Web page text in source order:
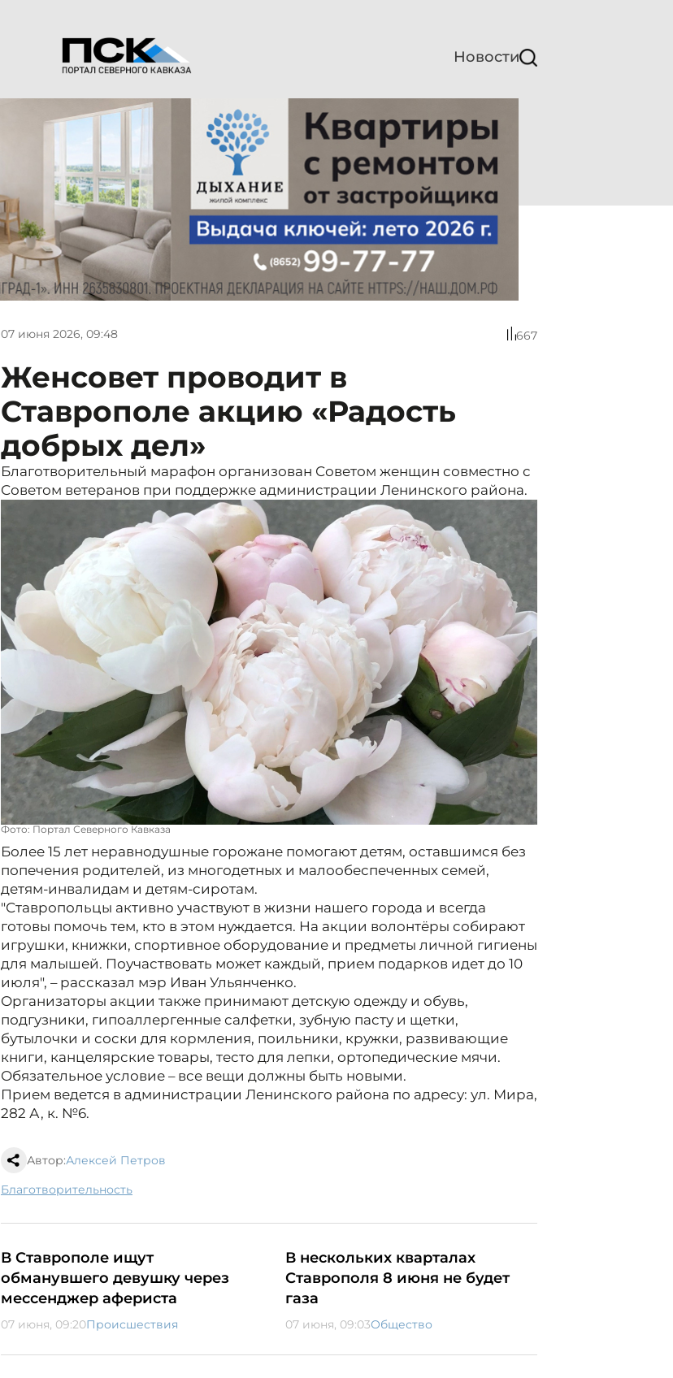
Новости
07 июня 2026, 09:48 667
Женсовет проводит в
Ставрополе акцию «Радость
добрых дел»
Благотворительный марафон организован Советом женщин совместно с
Советом ветеранов при поддержке администрации Ленинского района.
Фото: Портал Северного Кавказа
Более 15 лет неравнодушные горожане помогают детям, оставшимся без
попечения родителей, из многодетных и малообеспеченных семей,
детям-инвалидам и детям-сиротам.
"Ставропольцы активно участвуют в жизни нашего города и всегда
готовы помочь тем, кто в этом нуждается. На акции волонтёры собирают
игрушки, книжки, спортивное оборудование и предметы личной гигиены
для малышей. Поучаствовать может каждый, прием подарков идет до 10
июля", – рассказал мэр Иван Ульянченко.
Организаторы акции также принимают детскую одежду и обувь,
подгузники, гипоаллергенные салфетки, зубную пасту и щетки,
бутылочки и соски для кормления, поильники, кружки, развивающие
книги, канцелярские товары, тесто для лепки, ортопедические мячи.
Обязательное условие – все вещи должны быть новыми.
Прием ведется в администрации Ленинского района по адресу: ул. Мира,
282 А, к. №6.
Автор:Алексей Петров
благотворительность
В Ставрополе ищут
обманувшего девушку через
мессенджер афериста
07 июня, 09:20Происшествия
В нескольких кварталах
Ставрополя 8 июня не будет
газа
07 июня, 09:03Общество